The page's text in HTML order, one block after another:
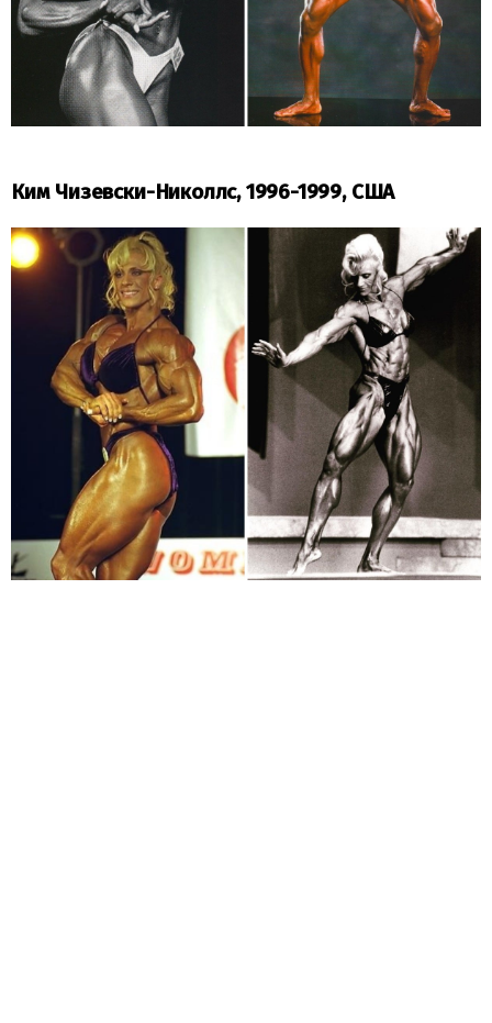
Ким Чизевски-Николлс, 1996-1999, США